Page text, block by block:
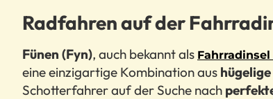
Radfahren auf der
Fünen (Fyn), auch bekannt als Fahrradinsel
eine einzigartige Kombination aus
Schotterfahrer auf der Suche nach